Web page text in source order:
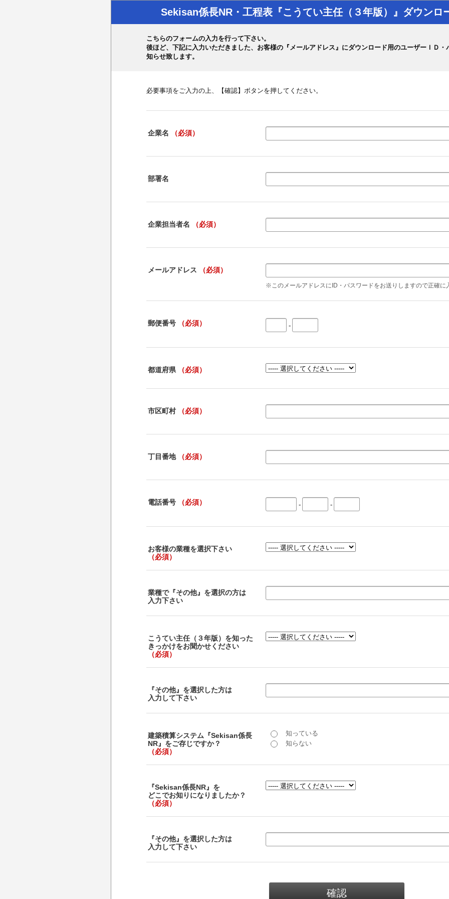
Sekisan係長NR・工程表『こうてい主任（３年版）』ダウン
こちらのフォームの入力を行って下さい。
後ほど、下記に入力いただきました、お客様の『メールアドレス』にダウンロード用のユーザーＩＤ・
知らせ致します。
必要事項をご入力の上、【確認】ボタンを押してください。
企業名 （必須）
部署名
企業担当者名 （必須）
メールアドレス （必須）
※このメールアドレスにID・パスワードをお送りしますので正確に
郵便番号 （必須） -
都道府県 （必須）
市区町村 （必須）
丁目番地 （必須）
電話番号 （必須） - -
お客様の業種を選択下さい
（必須）
業種で『その他』を選択の方は
入力下さい
こうてい主任（３年版）を知った
きっかけをお聞かせください
（必須）
『その他』を選択した方は
入力して下さい
建築積算システム『Sekisan係長
NR』をご存じですか？
（必須）
知っている
知らない
『Sekisan係長NR』を
どこでお知りになりましたか？
（必須）
『その他』を選択した方は
入力して下さい